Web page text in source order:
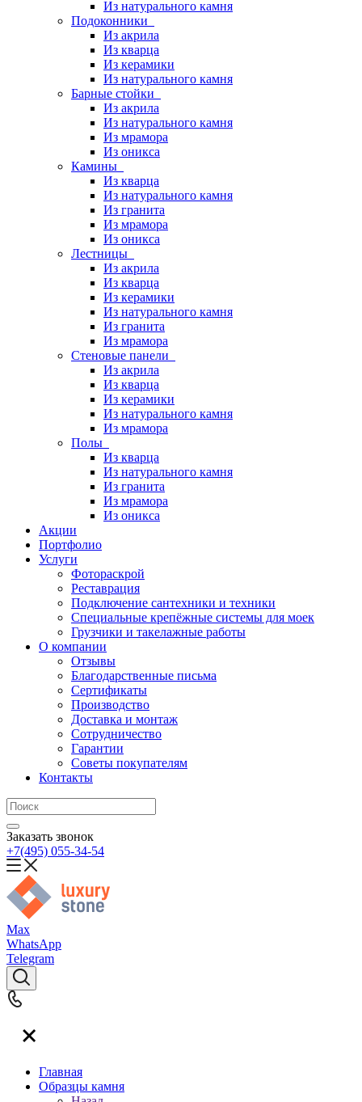
Из натурального камня
Подоконники
Из акрила
Из кварца
Из керамики
Из натурального камня
Барные стойки
Из акрила
Из натурального камня
Из мрамора
Из оникса
Камины
Из кварца
Из натурального камня
Из гранита
Из мрамора
Из оникса
Лестницы
Из акрила
Из кварца
Из керамики
Из натурального камня
Из гранита
Из мрамора
Стеновые панели
Из акрила
Из кварца
Из керамики
Из натурального камня
Из мрамора
Полы
Из кварца
Из натурального камня
Из гранита
Из мрамора
Из оникса
Акции
Портфолио
Услуги
Фотораскрой
Реставрация
Подключение сантехники и техники
Специальные крепёжные системы для моек
Грузчики и такелажные работы
О компании
Отзывы
Благодарственные письма
Сертификаты
Производство
Доставка и монтаж
Сотрудничество
Гарантии
Советы покупателям
Контакты
Заказать звонок
+7(495) 055-34-54
Max
WhatsApp
Telegram
Главная
Образцы камня